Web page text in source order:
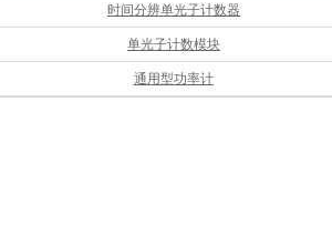
时间分辨单光子计数器
单光子计数模块
通用型功率计